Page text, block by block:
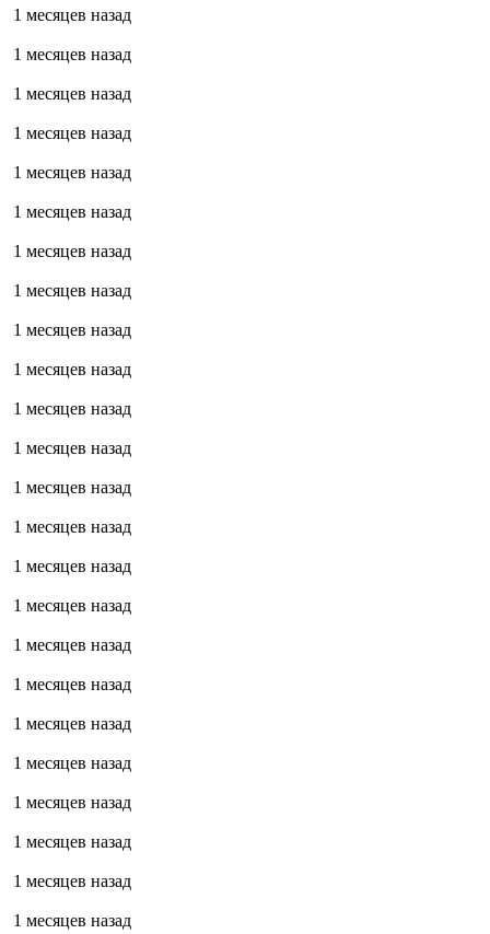
1 месяцев назад
1 месяцев назад
1 месяцев назад
1 месяцев назад
1 месяцев назад
1 месяцев назад
1 месяцев назад
1 месяцев назад
1 месяцев назад
1 месяцев назад
1 месяцев назад
1 месяцев назад
1 месяцев назад
1 месяцев назад
1 месяцев назад
1 месяцев назад
1 месяцев назад
1 месяцев назад
1 месяцев назад
1 месяцев назад
1 месяцев назад
1 месяцев назад
1 месяцев назад
1 месяцев назад